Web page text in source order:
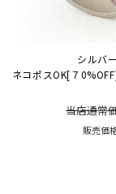
シルバ
ネコポスOK[７
当店通常
販売価